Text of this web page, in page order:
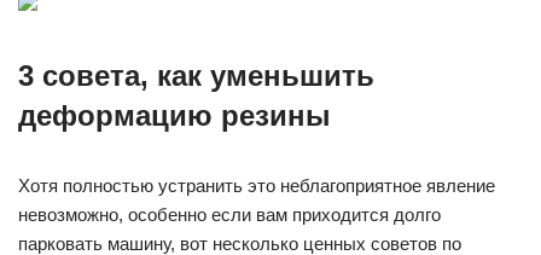
3 совета, как уменьшить
деформацию резины
Хотя полностью устранить это неблагоприятное явление
невозможно, особенно если вам приходится долго
парковать машину, вот несколько ценных советов по